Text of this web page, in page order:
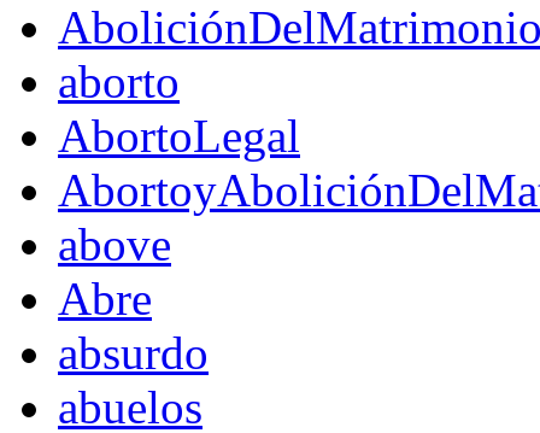
aborto
AbortoLegal
above
Abre
absurdo
abuelos